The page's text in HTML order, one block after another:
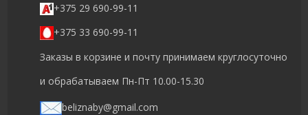
+375 29 690-99-11
+375 33 690-99-11
Заказы в корзине и почту принимаем круглосуточно
и обрабатываем Пн-Пт 10.00-15.30
beliznaby@gmail.com